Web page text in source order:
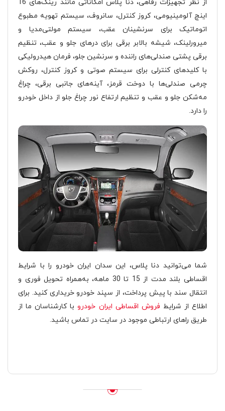
از نظر تجهیزات رفاهی، دنا پلاس امکاناتی مانند رینگ‌های 16
اینچ آلومینیومی، کروز کنترل، سانروف، سیستم تهویه مطبوع
اتوماتیک برای سرنشینان عقب، سیستم مولتی‌مدیا و
میرورلینک، شیشه بالابر برقی برای درهای جلو و عقب، تنظیم
برقی پشتی صندلی‌های راننده و سرنشین جلو، فرمان هیدرولیکی
با کلیدهای کنترلی برای سیستم صوتی و کروز کنترل، روکش
چرمی صندلی‌ها با دوخت قرمز، آینه‌های جانبی برقی، چراغ
مه‌شکن جلو و عقب و تنظیم ارتفاع نور چراغ جلو از داخل خودرو
را دارد​​.
شما می‌توانید دنا پلاس، این سدان ایران خودرو را با شرایط
اقساطی بلند مدت از 15 تا 30 ماهه، به‌همراه تحویل فوری و
انتقال سند با پیش پرداخت، از سپند خودرو خریداری کنید. برای
اطلاع از شرایط فروش اقساطی ایران خودروبا کارشناسان ما از
طریق راهای ارتباطی موجود در سایت در تماس باشید.